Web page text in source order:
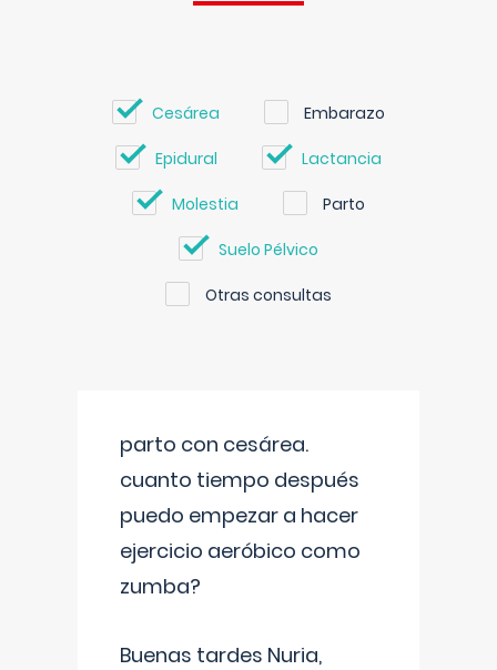
Cesárea Embarazo
Epidural Lactancia
Molestia Parto
Suelo Pélvico
Otras consultas
parto con cesárea.
cuanto tiempo después
puedo empezar a hacer
ejercicio aeróbico como
zumba?
Buenas tardes Nuria,